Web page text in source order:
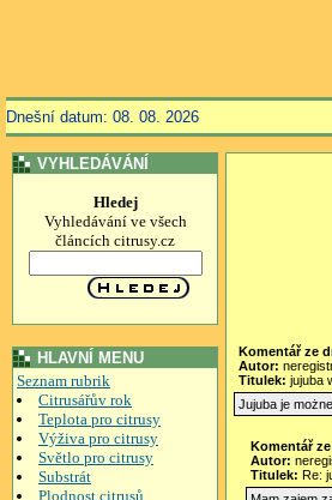
Dnešní datum: 08. 08. 2026
VYHLEDÁVÁNÍ
Hledej
Vyhledávání ve všech
článcích citrusy.cz
HLAVNÍ MENU
Seznam rubrik
Citrusářův rok
Teplota pro citrusy
Výživa pro citrusy
Světlo pro citrusy
Substrát
Plodnost citrusů
Komentář ze
Autor:
Titulek: jujuba
Jujuba je
Komentář
Autor:
Titulek: Re: